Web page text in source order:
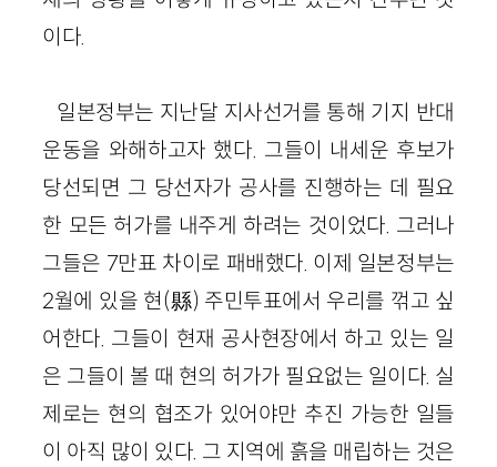
이다.
일본정부는 지난달 지사선거를 통해 기지 반대
운동을 와해하고자 했다. 그들이 내세운 후보가
당선되면 그 당선자가 공사를 진행하는 데 필요
한 모든 허가를 내주게 하려는 것이었다. 그러나
그들은 7만표 차이로 패배했다. 이제 일본정부는
2월에 있을 현(縣) 주민투표에서 우리를 꺾고 싶
어한다. 그들이 현재 공사현장에서 하고 있는 일
은 그들이 볼 때 현의 허가가 필요없는 일이다. 실
제로는 현의 협조가 있어야만 추진 가능한 일들
이 아직 많이 있다. 그 지역에 흙을 매립하는 것은